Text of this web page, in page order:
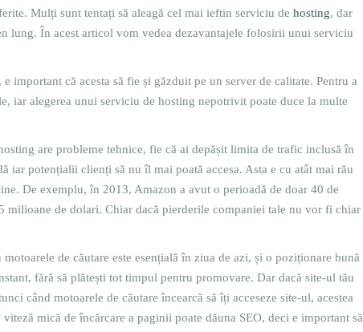
Mulți sunt tentați să aleagă cel mai ieftin serviciu de hosting, dar
lung. În acest articol vom vedea dezavantajele folosirii unui serviciu
important că acesta să fie și găzduit pe un server de calitate. Pentru a
iar alegerea unui serviciu de hosting nepotrivit poate duce la multe
are probleme tehnice, fie că ai depășit limita de trafic inclusă în
iar potențialii clienți să nu îl mai poată accesa. Asta e cu atât mai rău
De exemplu, în 2013, Amazon a avut o perioadă de doar 40 de
milioane de dolari. Chiar dacă pierderile companiei tale nu vor fi chiar
de căutare este esențială în ziua de azi, și o poziționare bună
fără să plătești tot timpul pentru promovare. Dar dacă site-ul tău
când motoarele de căutare încearcă să îți acceseze site-ul, acestea
mică de încărcare a paginii poate dăuna SEO, deci e important să